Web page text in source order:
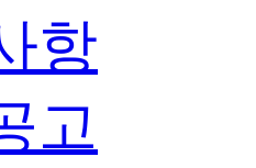
항
고